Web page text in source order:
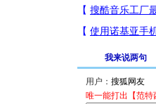
我来说两句
用户：
唯一能打出【范特